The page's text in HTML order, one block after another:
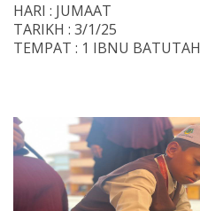
HARI : JUMAAT
TARIKH : 3/1/25
TEMPAT : 1 IBNU BATUTAH